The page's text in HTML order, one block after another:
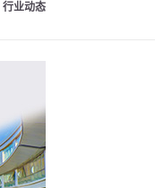
行业动态